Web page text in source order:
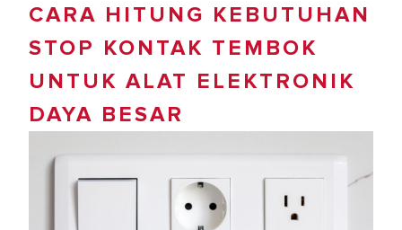
CARA HITUNG KEBUTUHAN
STOP KONTAK TEMBOK
UNTUK ALAT ELEKTRONIK
DAYA BESAR